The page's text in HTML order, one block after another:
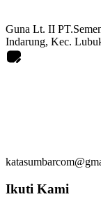
Guna Lt. II
Indarung, Kec.
Ikuti Kami